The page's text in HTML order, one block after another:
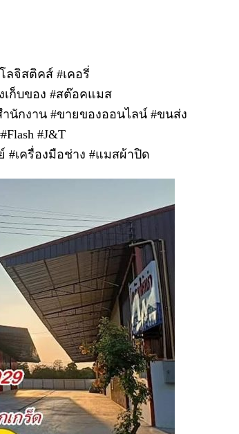
ลจิสติคส์ #เคอรี่
เก็บของ #สต๊อคแมส
ำนักงาน #ขายของออนไลน์ #ขนส่ง
#J&T
#เครื่องมือช่าง #แมสผ้าปิด